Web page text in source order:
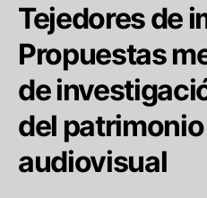
Tejedores de
Propuestas
de
del
audiovisual